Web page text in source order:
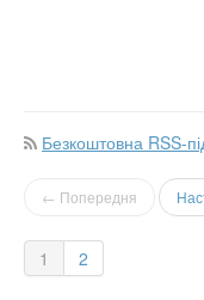
Безкоштовна RSS-
← Попередня
1 2